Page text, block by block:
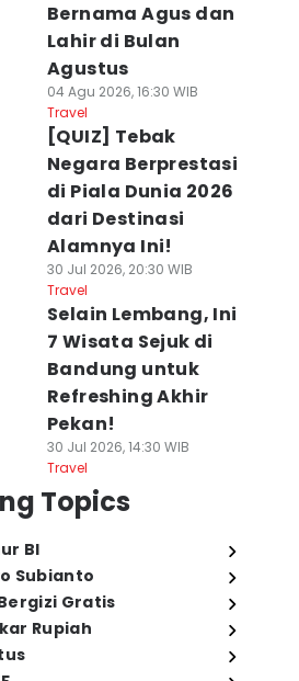
Bernama Agus dan
Lahir di Bulan
Agustus
04 Agu 2026, 16:30 WIB
Travel
[QUIZ] Tebak
Negara Berprestasi
di Piala Dunia 2026
dari Destinasi
Alamnya Ini!
30 Jul 2026, 20:30 WIB
Travel
Selain Lembang, Ini
7 Wisata Sejuk di
Bandung untuk
Refreshing Akhir
Pekan!
30 Jul 2026, 14:30 WIB
Travel
Topics
BI
Subianto
Gratis
Rupiah